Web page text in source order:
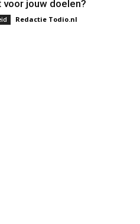
voor jouw doelen?
Redactie Todio.nl